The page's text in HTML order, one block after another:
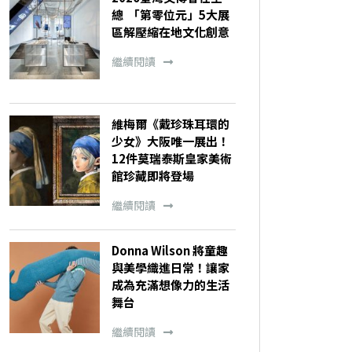
總 「第零位元」5大展
區解壓縮在地文化創意
繼續閱讀
維梅爾《戴珍珠耳環的
少女》大阪唯一展出！
12件莫瑞泰斯皇家美術
館珍藏即將登場
繼續閱讀
Donna Wilson 將童趣
與美學織進日常！讓家
成為充滿想像力的生活
舞台
繼續閱讀